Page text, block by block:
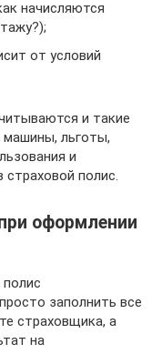
начисляются
от условий
и такие
машины, льготы,
и
страховой полис.
оформлении
заполнить все
страховщика, а
на